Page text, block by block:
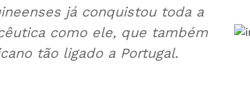
já conquistou toda a
como ele, que também
tão ligado a Portugal.